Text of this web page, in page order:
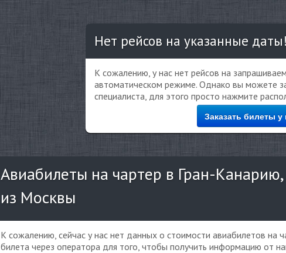
Нет рейсов на указанные даты!
К сожалению, у нас нет рейсов на
автоматическом режиме. Однако вы можете
специалиста, для этого просто нажмите
Заказать билеты
Авиабилеты на чартер в Гран-
из Москвы
К сожалению, сейчас у нас нет данных о стоимости авиабилетов на
билета через оператора для того, чтобы получить информацию от